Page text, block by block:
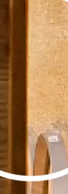
11 août 2026
Sunsets
Luberon au
La Bastidonne
Cabrières-
11 août 2026
Sunsets
au Château